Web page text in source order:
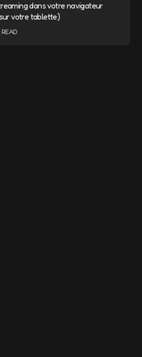
dans votre navigateur
votre tablette)
READ